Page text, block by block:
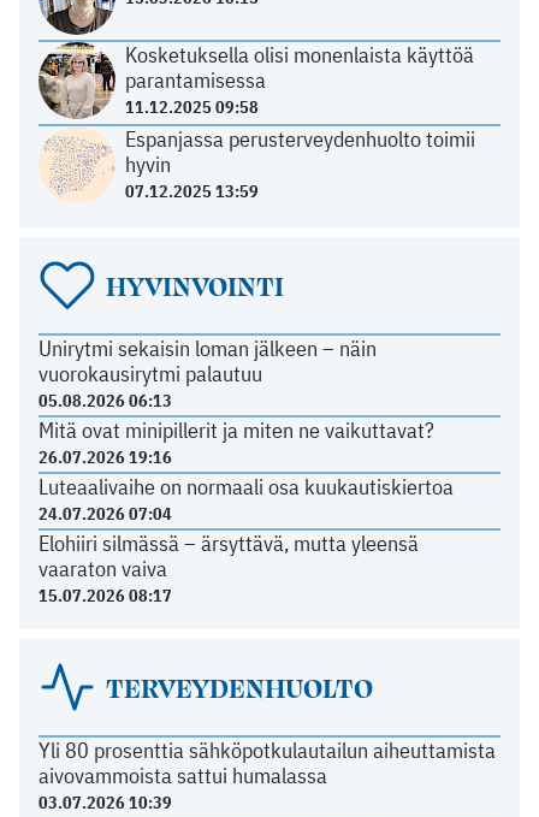
Kosketuksella olisi monenlaista käyttöä
parantamisessa
11.12.2025 09:58
Espanjassa perusterveydenhuolto toimii
hyvin
07.12.2025 13:59
HYVINVOINTI
Unirytmi sekaisin loman jälkeen – näin
vuorokausirytmi palautuu
05.08.2026 06:13
Mitä ovat minipillerit ja miten ne vaikuttavat?
26.07.2026 19:16
Luteaalivaihe on normaali osa kuukautiskiertoa
24.07.2026 07:04
Elohiiri silmässä – ärsyttävä, mutta yleensä
vaaraton vaiva
15.07.2026 08:17
TERVEYDENHUOLTO
Yli 80 prosenttia sähköpotkulautailun aiheuttamista
aivovammoista sattui humalassa
03.07.2026 10:39